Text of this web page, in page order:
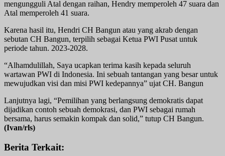
mengungguli Atal dengan raihan, Hendry memperoleh 47 suara dan
Atal memperoleh 41 suara.
Karena hasil itu, Hendri CH Bangun atau yang akrab dengan
sebutan CH Bangun, terpilih sebagai Ketua PWI Pusat untuk
periode tahun. 2023-2028.
“Alhamdulillah, Saya ucapkan terima kasih kepada seluruh
wartawan PWI di Indonesia. Ini sebuah tantangan yang besar untuk
mewujudkan visi dan misi PWI kedepannya” ujat CH. Bangun
Lanjutnya lagi, “Pemilihan yang berlangsung demokratis dapat
dijadikan contoh sebuah demokrasi, dan PWI sebagai rumah
bersama, harus semakin kompak dan solid,” tutup CH Bangun.
(Ivan/rls)
Berita Terkait: